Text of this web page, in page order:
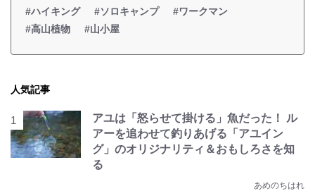
#ハイキング
#ソロキャンプ
#ワークマン
#高山植物
#山小屋
人気記事
アユは「怒らせて掛ける」魚だった！ ル
アーを追わせて釣りあげる「アユイン
グ」のオリジナリティ＆おもしろさを知
る
あめのちはれ